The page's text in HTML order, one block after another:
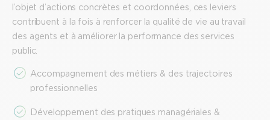
l’objet d’actions concrètes et coordonnées, ces leviers
contribuent à la fois à renforcer la qualité de vie au travail
des agents et à améliorer la performance des services
public.
Accompagnement des métiers & des trajectoires
professionnelles
Développement des pratiques managériales &